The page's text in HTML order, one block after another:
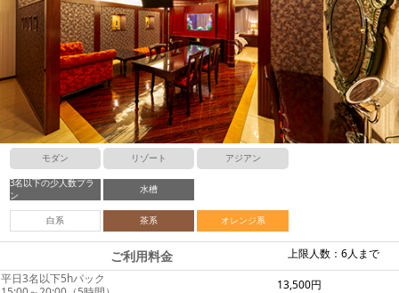
モダン リゾート アジアン
3名以下の少人数プラ
ン
水槽
白系 茶系 オレンジ系
上限人数：6人まで
ご利用料金
平日3名以下5hパック
13,500円